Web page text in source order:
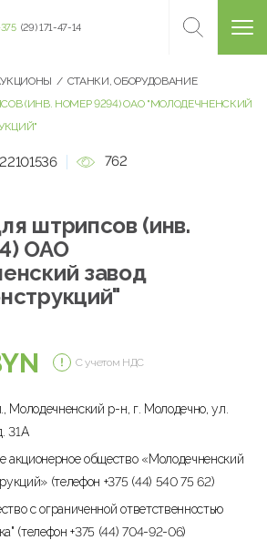
(29) 171-47-14
СТАНКИ, ОБОРУДОВАНИЕ
(ИНВ. НОМЕР 9294) ОАО "МОЛОДЕЧНЕНСКИЙ
762
штрипсов (инв.
ОАО
завод
С учетом НДС
Молодечненский р-н, г. Молодечно, ул.
31А
акционерное общество «Молодечненский
(телефон +375 (44) 540 75 62)
с ограниченной ответственностью
(телефон +375 (44) 704-92-06)